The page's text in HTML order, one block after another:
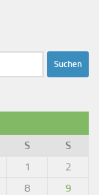
S
S
1
2
8
9